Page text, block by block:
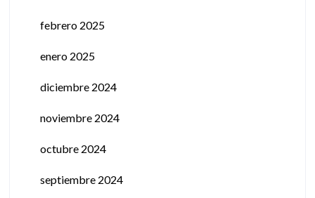
febrero 2025
enero 2025
diciembre 2024
noviembre 2024
octubre 2024
septiembre 2024